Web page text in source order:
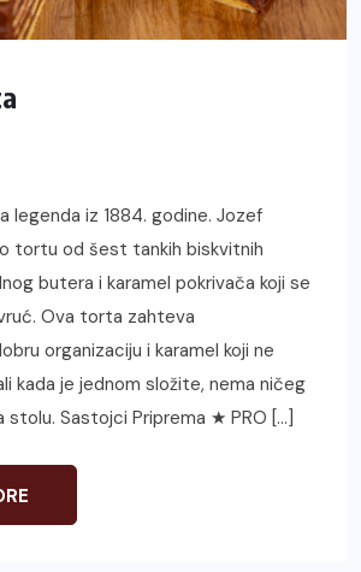
legenda iz 1884. godine. Jozef
tortu od šest tankih biskvitnih
butera i karamel pokrivača koji se
Ova torta zahteva
organizaciju i karamel koji ne
kada je jednom složite, nema ničeg
stolu. Sastojci Priprema ★ PRO […]